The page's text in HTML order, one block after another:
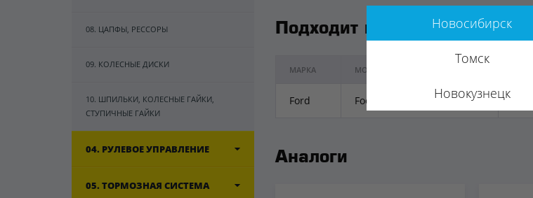
08. ЦАПФЫ, РЕССОРЫ
09. КОЛЕСНЫЕ ДИСКИ
10. ШПИЛЬКИ, КОЛЕСНЫЕ ГАЙКИ,
СТУПИЧНЫЕ ГАЙКИ
04. РУЛЕВОЕ УПРАВЛЕНИЕ
05. ТОРМОЗНАЯ СИСТЕМА
Подходит к автомобилям
МАРКА МОДЕЛЬ
Ford Focus II (2005-2008)
Аналоги
Новосибирск
Томск
Новокузнецк